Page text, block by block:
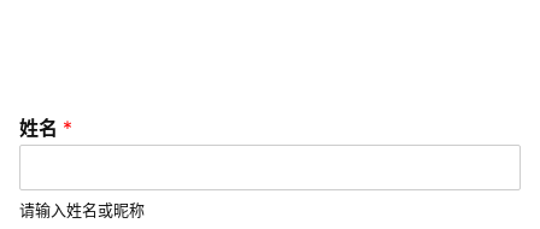
l
b
a
手
机
*
*
姓名 *
请输入姓名或昵称